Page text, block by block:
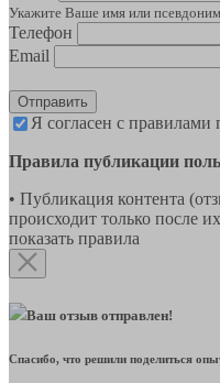
Укажите Ваше имя или псевдоним
Телефон
Email
Отправить
Я согласен с
Правила публикации
• Публикация контента
происходит только после
показать правила
Ваш отзыв отправлен!
Спасибо, что решили поделиться